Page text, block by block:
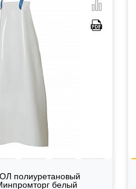
полиуретановый
белый